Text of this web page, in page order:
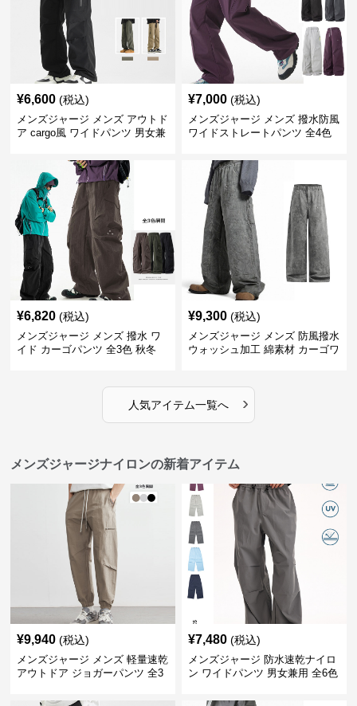
¥6,600 (税込)
メンズジャージ メンズ アウトド
ア cargo風 ワイドパンツ 男女兼
¥7,000 (税込)
メンズジャージ メンズ 撥水防風
ワイドストレートパンツ 全4色
¥6,820 (税込)
メンズジャージ メンズ 撥水 ワ
イド カーゴパンツ 全3色 秋冬
¥9,300 (税込)
メンズジャージ メンズ 防風撥水
ウォッシュ加工 綿素材 カーゴワ
人気アイテム一覧へ ›
メンズジャージナイロンの新着アイテム
¥9,940 (税込)
メンズジャージ メンズ 軽量速乾
アウトドア ジョガーパンツ 全3
¥7,480 (税込)
メンズジャージ 防水速乾ナイロ
ン ワイドパンツ 男女兼用 全6色